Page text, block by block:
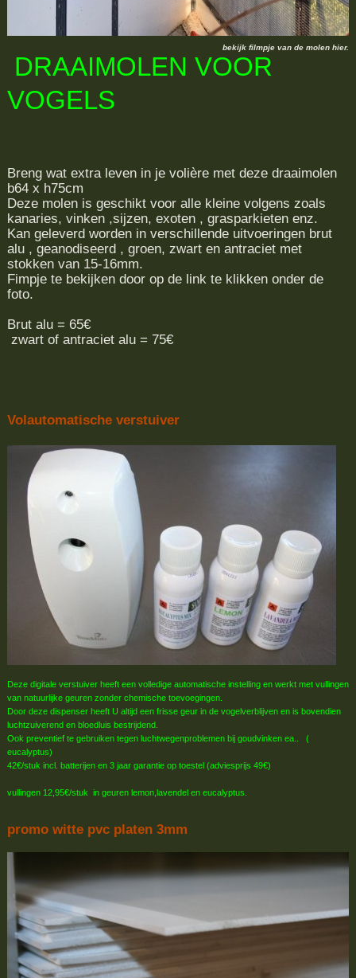
bekijk filmpje van de molen hier.
DRAAIMOLEN VOOR
VOGELS
Breng wat extra leven in je volière met deze draaimolen
b64 x h75cm
Deze molen is geschikt voor alle kleine volgens zoals
kanaries, vinken ,sijzen, exoten , grasparkieten enz.
Kan geleverd worden in verschillende uitvoeringen brut
alu , geanodiseerd , groen, zwart en antraciet met
stokken van 15-16mm.
Fimpje te bekijken door op de link te klikken onder de
foto.
Brut alu = 65€
zwart of antraciet alu = 75€
Volautomatische verstuiver
Deze digitale verstuiver heeft een volledige automatische instelling en werkt met vullingen
van natuurlijke geuren zonder chemische toevoegingen.
Door deze dispenser heeft U altijd een frisse geur in de vogelverblijven en is bovendien
luchtzuiverend en bloedluis bestrijdend.
Ook preventief te gebruiken tegen luchtwegenproblemen bij goudvinken ea.. (
eucalyptus)
42€/stuk incl. batterijen en 3 jaar garantie op toestel (adviesprijs 49€)
vullingen 12,95€/stuk in geuren lemon,lavendel en eucalyptus.
promo witte pvc platen 3mm